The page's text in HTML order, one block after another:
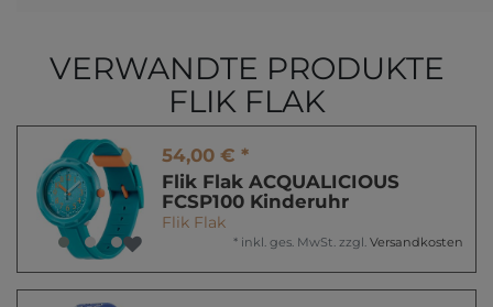
VERWANDTE PRODUKTE
FLIK FLAK
54,00 € *
Flik Flak ACQUALICIOUS
FCSP100 Kinderuhr
Flik Flak
* inkl. ges. MwSt. zzgl. Versandkosten